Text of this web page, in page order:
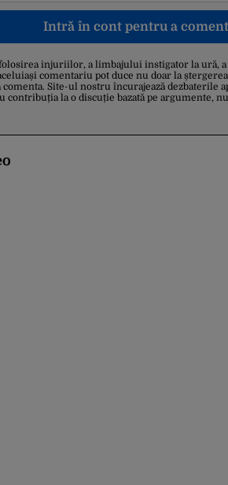
Intră în cont pentru a
injuriilor, a limbajului instigator la ură,
comentariu pot duce nu doar la
Site-ul nostru încurajează dezbaterile
la o discuție bazată pe argumente,